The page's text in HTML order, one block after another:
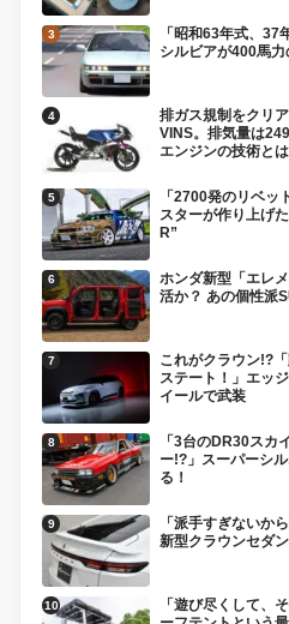
「昭和63年式、
シルビアが400馬
排ガス規制をクリ
VINS。排気量は
エンジンの技術とは
「2700発のリベッ
スターが作り上げ
R”
ホンダ新型「エレ
活か？ あの個性派
これがクラウン!?
ステート！」エッ
イールで武装
「3台のDR30スカ
ー!?」スーパーシ
る！
「派手すぎないか
新型クラウンセダ
「遊び尽くして、